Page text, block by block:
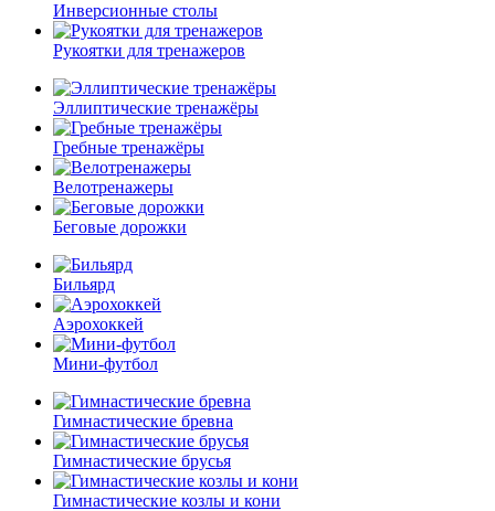
Инверсионные столы
Рукоятки для тренажеров
Эллиптические тренажёры
Гребные тренажёры
Велотренажеры
Беговые дорожки
Бильярд
Аэрохоккей
Мини-футбол
Гимнастические бревна
Гимнастические брусья
Гимнастические козлы и кони